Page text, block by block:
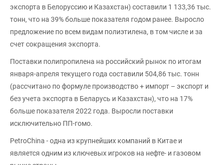
экспорта в Белоруссию и Казахстан) составили 1 133,36 тыс.
тонн, что на 39% больше показателя годом ранее. Выросло
предложение по всем видам полиэтилена, в том числе и за
счет сокращения экспорта.
Поставки полипропилена на российский рынок по итогам
января-апреля текущего года составили 504,86 тыс. тонн
(рассчитано по формуле производство + импорт – экспорт и
без учета экспорта в Беларусь и Казахстан), что на 17%
больше показателя 2022 года. Выросли поставки
исключительно ПП-гомо.
РetroChina - одна из крупнейших компаний в Китае и
является одним из ключевых игроков на нефте- и газовом